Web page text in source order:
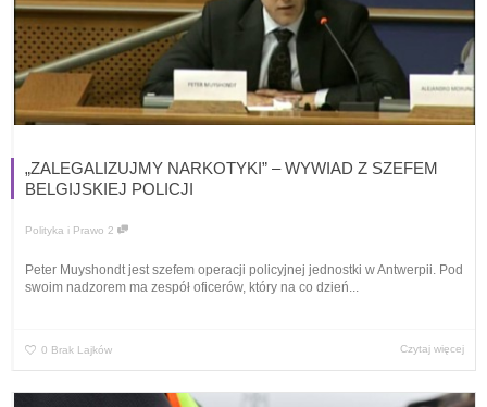
„ZALEGALIZUJMY NARKOTYKI” – WYWIAD Z SZEFEM
BELGIJSKIEJ POLICJI
Polityka i Prawo 2
Peter Muyshondt jest szefem operacji policyjnej jednostki w Antwerpii. Pod
swoim nadzorem ma zespół oficerów, który na co dzień...
0 Brak Lajków Czytaj więcej